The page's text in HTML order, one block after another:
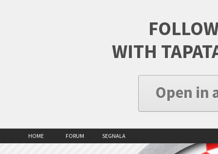
WITH
Open in
HOME FORUM SEGNALA